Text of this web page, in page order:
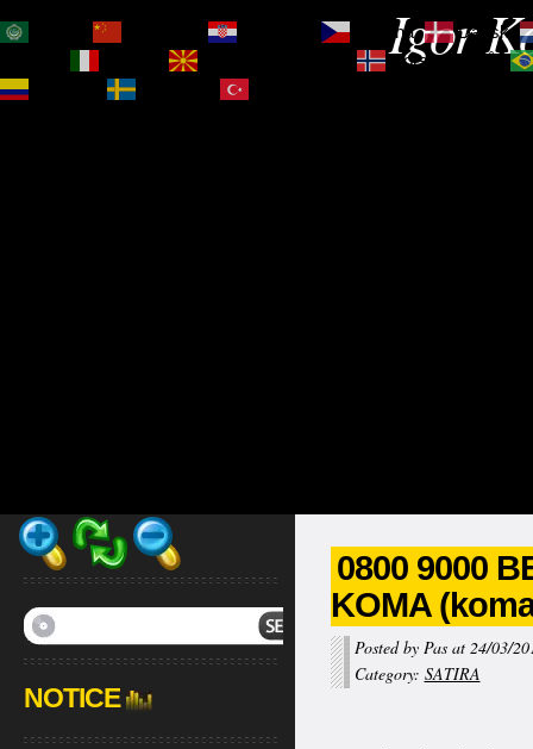
Igor
0800 9000
KOMA
Posted by Pas at 24/03/
Category: SATIRA
NOTICE
Čeština‎
Dansk
Norsk bokmål